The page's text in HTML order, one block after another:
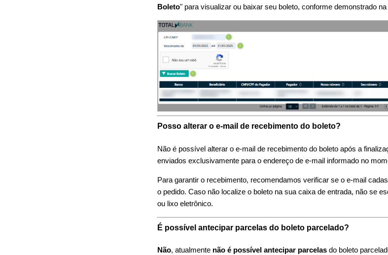
Boleto" para visualizar ou baixar seu boleto, conforme demonstrado
Posso alterar o e-mail de recebimento do boleto?
Não é possível alterar o e-mail de recebimento do boleto após a
enviados exclusivamente para o endereço de e-mail informado no
Para garantir o recebimento, recomendamos verificar se o e-mail
o pedido. Caso não localize o boleto na sua caixa de entrada, não se
ou lixo eletrônico.
É possível antecipar parcelas do boleto parcelado?
Não, atualmente não é possível antecipar parcelas do boleto